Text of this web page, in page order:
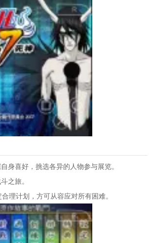
身喜好，挑选各异的人物参与展览。
之旅。
理计划，方可从容应对所有困难。